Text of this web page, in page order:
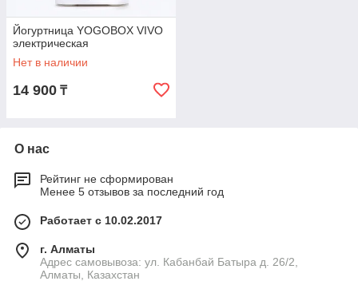
Йогуртница YOGOBOX VIVO
электрическая
Нет в наличии
14 900 ₸
О нас
Рейтинг не сформирован
Менее 5 отзывов за последний год
Работает с 10.02.2017
г. Алматы
Адрес самовывоза: ул. Кабанбай Батыра д. 26/2,
Алматы, Казахстан